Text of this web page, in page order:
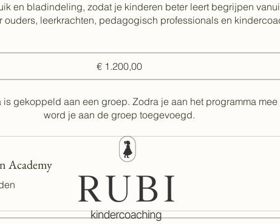
en bladindeling, zodat je kinderen beter leert begrijpen
ouders, leerkrachten, pedagogisch professionals en
€ 1.200,00
is gekoppeld aan een groep. Zodra je aan het programma mee
word je aan de groep toegevoegd.
Academy